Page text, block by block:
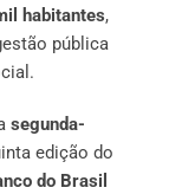
habitantes,
pública
segunda-
edição do
do Brasil